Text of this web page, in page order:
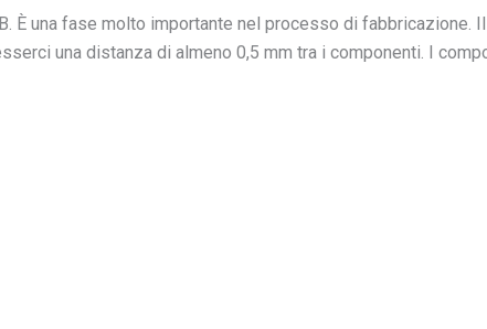
una fase molto importante nel processo di fabbricazione.
una distanza di almeno 0,5 mm tra i componenti. I